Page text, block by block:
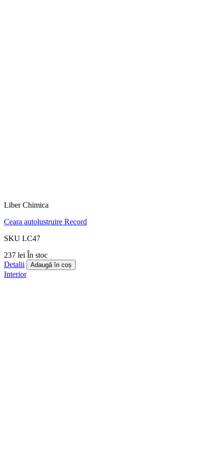
Liber Chimica
Ceara autolustruire Record
SKU LC47
237 lei În stoc
Detalii
Adaugă în coș
Interior